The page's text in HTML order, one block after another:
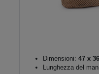
Dimensioni: 47 x
Lunghezza del